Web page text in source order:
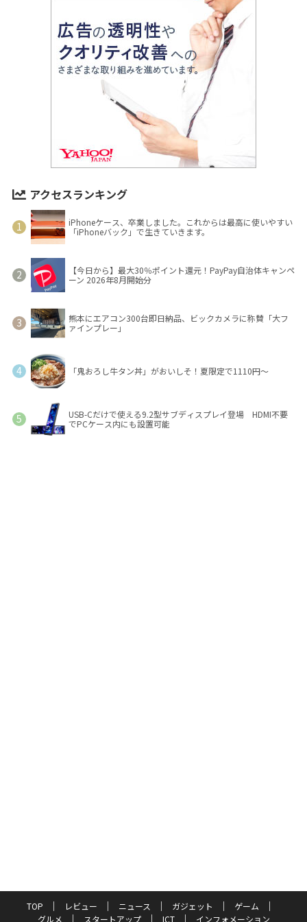
アクセスランキング
iPhoneケース、卒業しました。これからは最高に使いやすい
「iPhoneバック」で生きていきます。
【今日から】最大30％ポイント還元！PayPay自治体キャンペ
ーン 2026年8月開始分
熊本にエアコン300台即日納品、ビックカメラに称賛「大フ
ァインプレー」
「鬼おろし牛タン丼」がおいしそ！夏限定で1110円～
USB-Cだけで使える9.2型サブディスプレイ登場 HDMI不要
でPCケース内にも設置可能
TOP レビュー ニュース ガジェット
ゲーム
グルメ
スタートアップ ICT インフォメーション